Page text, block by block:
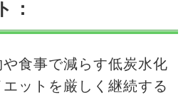
：
食事で減らす低炭水化
ットを厳しく継続する